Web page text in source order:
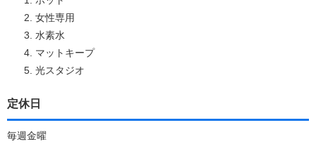
女性専用
水素水
マットキープ
光スタジオ
定休日
毎週金曜